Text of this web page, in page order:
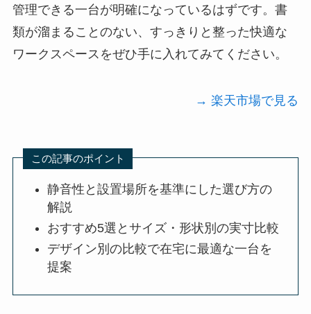
管理できる一台が明確になっているはずです。書
類が溜まることのない、すっきりと整った快適な
ワークスペースをぜひ手に入れてみてください。
→ 楽天市場で見る
この記事のポイント
静音性と設置場所を基準にした選び方の
解説
おすすめ5選とサイズ・形状別の実寸比較
デザイン別の比較で在宅に最適な一台を
提案